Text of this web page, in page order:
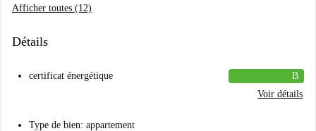
Afficher toutes (12)
Détails
certificat énergétique
B
Voir détails
Type de bien: appartement